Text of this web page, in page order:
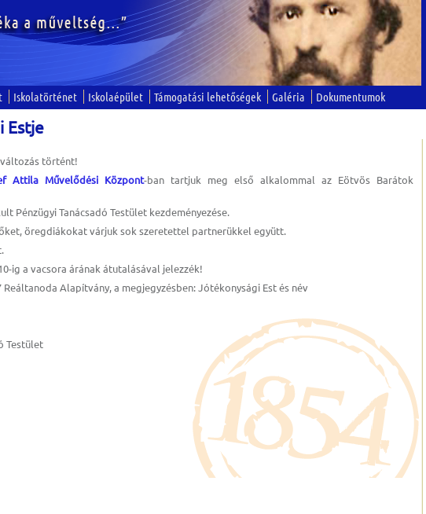
Iskolatörténet Iskolaépület Támogatási lehetőségek Galéria Dokumentumok
Estje
történt!
Attila Művelődési Központ-ban tartjuk meg első alkalommal az Eötvös Barátok
Pénzügyi Tanácsadó Testület kezdeményezése.
öregdiákokat várjuk sok szeretettel partnerükkel együtt.
ig a vacsora árának átutalásával jelezzék!
Reáltanoda Alapítvány, a megjegyzésben: Jótékonysági Est és név
Testület